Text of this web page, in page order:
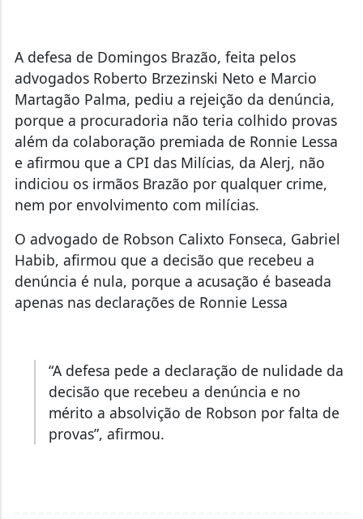
A defesa de Domingos Brazão, feita pelos
advogados Roberto Brzezinski Neto e Marcio
Martagão Palma, pediu a rejeição da denúncia,
porque a procuradoria não teria colhido provas
além da colaboração premiada de Ronnie Lessa
e afirmou que a CPI das Milícias, da Alerj, não
indiciou os irmãos Brazão por qualquer crime,
nem por envolvimento com milícias.
O advogado de Robson Calixto Fonseca, Gabriel
Habib, afirmou que a decisão que recebeu a
denúncia é nula, porque a acusação é baseada
apenas nas declarações de Ronnie Lessa
“A defesa pede a declaração de nulidade da
decisão que recebeu a denúncia e no
mérito a absolvição de Robson por falta de
provas”, afirmou.